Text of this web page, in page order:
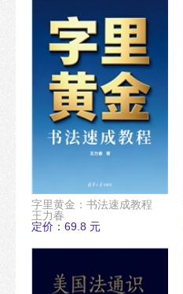
字里黄金：书法速成教程
王力春
定价：69.8 元